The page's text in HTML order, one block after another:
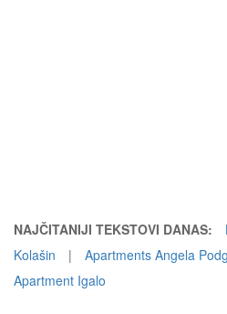
NAJČITANIJI TEKSTOVI DANAS:
Kolašin
| Apartments Angela
Apartment Igalo